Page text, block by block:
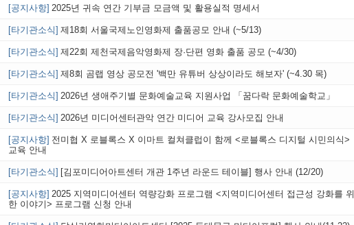
[공지사항] 2025년 귀속 연간 기부금 모금액 및 활용실적 명세서
[타기관소식] 제18회 서울국제노인영화제 출품공모 안내 (~5/13)
[타기관소식] 제22회 제천국제음악영화제 장·단편 영화 출품 공모 (~4/30)
[타기관소식] 제8회 곰랩 영상 공모전 '백만 유튜버 상상이라도 해보자' (~4.30 목)
[타기관소식] 2026년 생애주기별 문화예술교육 지원사업 「꿈다락 문화예술학교」
[타기관소식] 2026년 미디어센터관악 연간 미디어 교육 강사모집 안내
[공지사항] 전미협 X 로블록스 X 이마트 컬쳐클럽이 함께 <로블록스 디지털 시민의식>
교육 안내
[타기관소식] [김포미디어아트센터 개관 1주년 라운드 테이블] 행사 안내 (12/20)
[공지사항] 2025 지역미디어센터 역량강화 프로그램 <지역미디어센터 접근성 강화를 위
한 이야기> 프로그램 신청 안내